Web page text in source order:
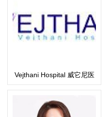
Vejthani Hospital 威它尼医
院